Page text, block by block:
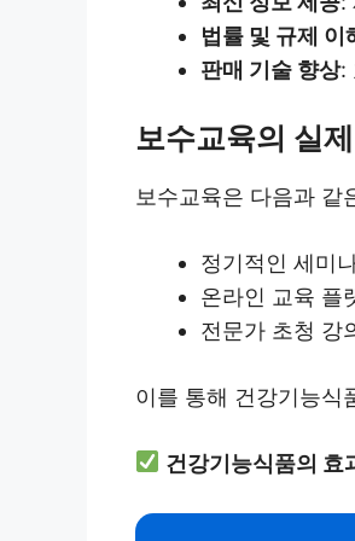
법률 및 규제 이
판매 기술 향상:
보수교육의 실
보수교육은 다음과 같
정기적인 세미
온라인 교육 플
전문가 초청 강
이를 통해 건강기능식
건강기능식품의 효